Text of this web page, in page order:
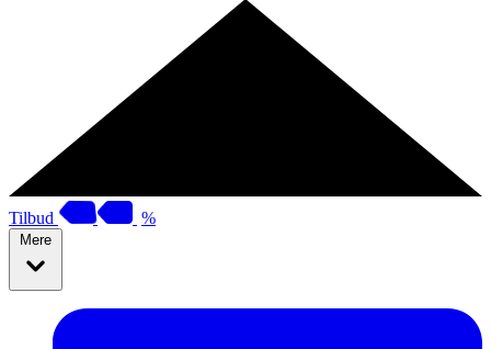
Tilbud %
Mere